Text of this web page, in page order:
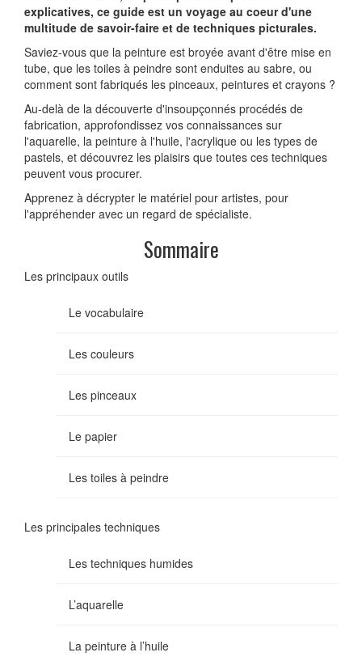
explicatives, ce guide est un voyage au coeur d'une
multitude de savoir-faire et de techniques picturales.
Saviez-vous que la peinture est broyée avant d'être mise en
tube, que les toiles à peindre sont enduites au sabre, ou
comment sont fabriqués les pinceaux, peintures et crayons ?
Au-delà de la découverte d'insoupçonnés procédés de
fabrication, approfondissez vos connaissances sur
l'aquarelle, la peinture à l'huile, l'acrylique ou les types de
pastels, et découvrez les plaisirs que toutes ces techniques
peuvent vous procurer.
Apprenez à décrypter le matériel pour artistes, pour
l'appréhender avec un regard de spécialiste.
Sommaire
Les principaux outils
Le vocabulaire
Les couleurs
Les pinceaux
Le papier
Les toiles à peindre
Les principales techniques
Les techniques humides
L’aquarelle
La peinture à l’huile